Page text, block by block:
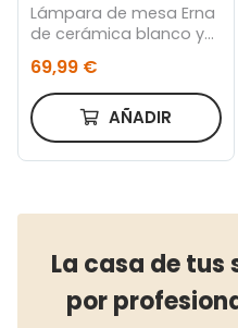
Lámpara de mesa Erna
de cerámica blanco y
natural
69,99 €
AÑADIR
La casa de tus
por